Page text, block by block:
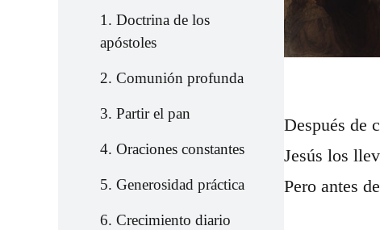
1. Doctrina de los
apóstoles
2. Comunión profunda
3. Partir el pan
4. Oraciones constantes
5. Generosidad práctica
6. Crecimiento diario
Después de
Jesús los
Pero antes